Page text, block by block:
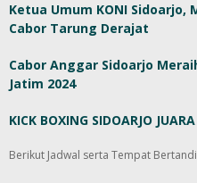
Ketua Umum KONI Sidoarjo,
Cabor Tarung Derajat
Cabor Anggar Sidoarjo
Jatim 2024
KICK BOXING SIDOARJO
Berikut Jadwal serta Tempat